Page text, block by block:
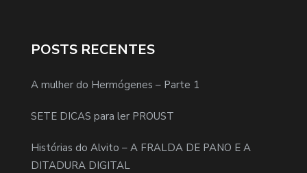
POSTS RECENTES
A mulher do Hermógenes – Parte 1
SETE DICAS para ler PROUST
Histórias do Alvito – A FRALDA DE PANO E A
DITADURA DIGITAL